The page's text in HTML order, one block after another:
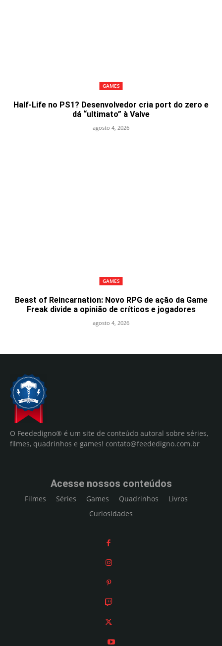
GAMES
Half-Life no PS1? Desenvolvedor cria port do zero e
dá “ultimato” à Valve
agosto 4, 2026
GAMES
Beast of Reincarnation: Novo RPG de ação da Game
Freak divide a opinião de críticos e jogadores
agosto 4, 2026
O Feededigno® é um site de conteúdo autoral sobre séries,
filmes, quadrinhos e games! contato@feededigno.com.br
Acesse nossos conteúdos
Filmes Séries Games Quadrinhos
Livros
Curiosidades